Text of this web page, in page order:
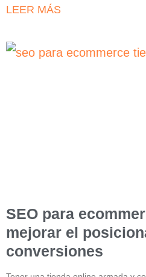
LEER MÁS
SEO para
mejorar el
conversiones